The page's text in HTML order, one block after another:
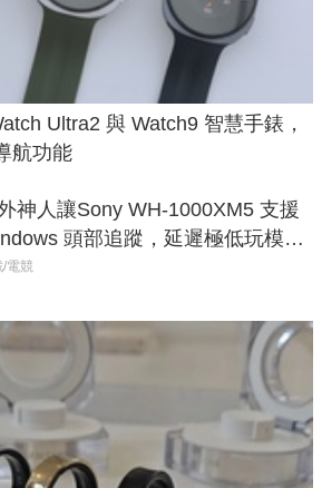
Ultra2 與 Watch9 智慧手錶，
航功能
神人讓Sony WH-1000XM5 支援
頭部追蹤，延遲極低玩模擬
超有感
電競